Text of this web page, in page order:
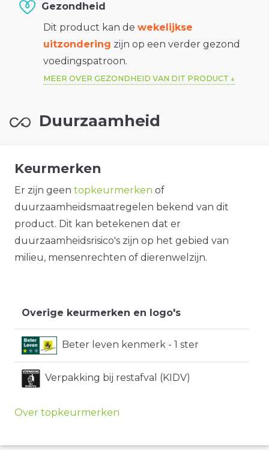
Gezondheid
Dit product kan de wekelijkse
uitzondering zijn op een verder gezond
voedingspatroon.
MEER OVER GEZONDHEID VAN DIT PRODUCT
Duurzaamheid
Keurmerken
Er zijn geen topkeurmerken of
duurzaamheidsmaatregelen bekend van dit
product. Dit kan betekenen dat er
duurzaamheidsrisico's zijn op het gebied van
milieu, mensenrechten of dierenwelzijn.
Overige keurmerken en logo's
Beter leven kenmerk - 1 ster
Verpakking bij restafval (KIDV)
Over topkeurmerken